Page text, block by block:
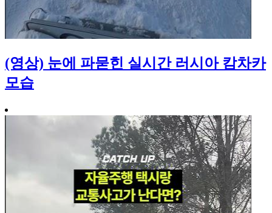
(영상) 눈에 파묻힌 실시간 러시아 캄차카
모습